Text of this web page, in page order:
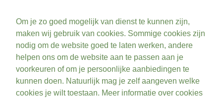
Om je zo goed mogelijk van dienst te kunnen zijn,
maken wij gebruik van cookies. Sommige cookies zijn
nodig om de website goed te laten werken, andere
helpen ons om de website aan te passen aan je
voorkeuren of om je persoonlijke aanbiedingen te
kunnen doen. Natuurlijk mag je zelf aangeven welke
cookies je wilt toestaan. Meer informatie over cookies